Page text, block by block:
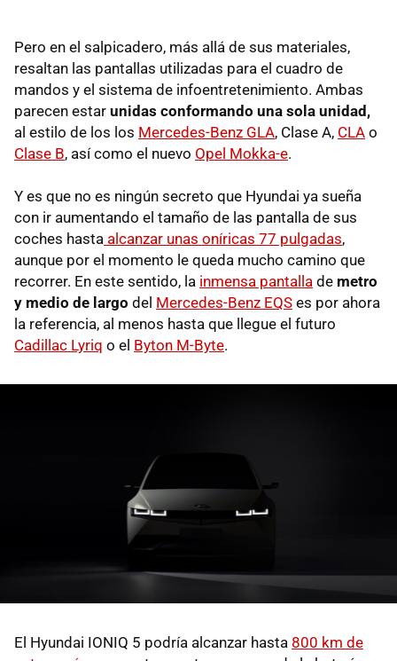
Pero en el salpicadero, más allá de sus materiales,
resaltan las pantallas utilizadas para el cuadro de
mandos y el sistema de infoentretenimiento. Ambas
parecen estar unidas conformando una sola unidad,
al estilo de los los Mercedes-Benz GLA, Clase A, CLA o
Clase B, así como el nuevo Opel Mokka-e.
Y es que no es ningún secreto que Hyundai ya sueña
con ir aumentando el tamaño de las pantalla de sus
coches hasta alcanzar unas oníricas 77 pulgadas,
aunque por el momento le queda mucho camino que
recorrer. En este sentido, la inmensa pantalla de metro
y medio de largo del Mercedes-Benz EQS es por ahora
la referencia, al menos hasta que llegue el futuro
Cadillac Lyriq o el Byton M-Byte.
El Hyundai IONIQ 5 podría alcanzar hasta 800 km de